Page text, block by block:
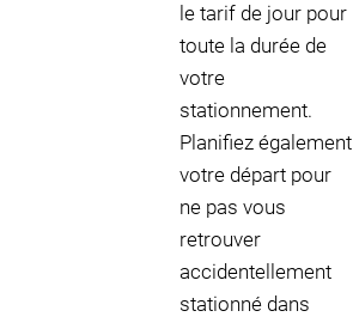
le tarif de jour pour
toute la durée de
votre
stationnement.
Planifiez également
votre départ pour
ne pas vous
retrouver
accidentellement
stationné dans